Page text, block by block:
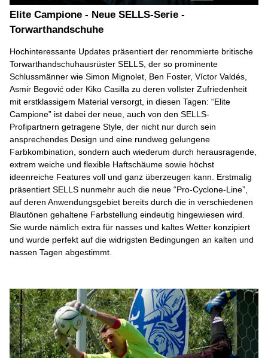
Elite Campione - Neue SELLS-Serie -
Torwarthandschuhe
Hochinteressante Updates präsentiert der renommierte britische
Torwarthandschuhausrüster SELLS, der so prominente
Schlussmänner wie Simon Mignolet, Ben Foster, Víctor Valdés,
Asmir Begović oder Kiko Casilla zu deren vollster Zufriedenheit
mit erstklassigem Material versorgt, in diesen Tagen: “Elite
Campione” ist dabei der neue, auch von den SELLS-
Profipartnern getragene Style, der nicht nur durch sein
ansprechendes Design und eine rundweg gelungene
Farbkombination, sondern auch wiederum durch herausragende,
extrem weiche und flexible Haftschäume sowie höchst
ideenreiche Features voll und ganz überzeugen kann. Erstmalig
präsentiert SELLS nunmehr auch die neue “Pro-Cyclone-Line”,
auf deren Anwendungsgebiet bereits durch die in verschiedenen
Blautönen gehaltene Farbstellung eindeutig hingewiesen wird.
Sie wurde nämlich extra für nasses und kaltes Wetter konzipiert
und wurde perfekt auf die widrigsten Bedingungen an kalten und
nassen Tagen abgestimmt.